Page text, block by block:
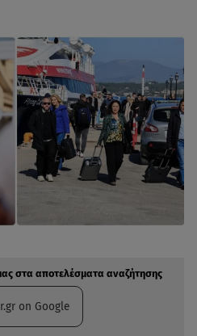
στα αποτελέσματα αναζήτησης
on Google